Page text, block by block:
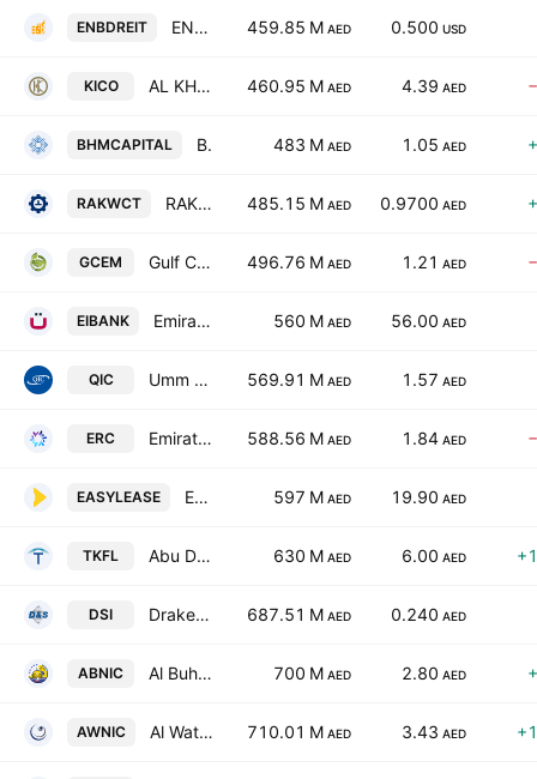
ENBDREIT ENBD REIT (CEIC) PLC 459.85 M AED 0.500 USD
KICO AL KHALEEJ Investment 460.95 M AED 4.39 AED
BHMCAPITAL BHM Capital Financial Services P.S.C 483 M AED 1.05 AED
RAKWCT RAK Co. for White Cement & Construction Materials 485.15 M AED 0.9700 AED
GCEM Gulf Cement Co. 496.76 M AED 1.21 AED
EIBANK Emirates Investment Bank PJSC 560 M AED 56.00 AED
QIC Umm Al Qaiwain General Investment Co. P.S.C 569.91 M AED 1.57 AED
ERC Emirates Reem Investments PJSC 588.56 M AED 1.84 AED
EASYLEASE Easy Lease Motorcycle Rental PJSC 597 M AED 19.90 AED
TKFL Abu Dhabi National Takaful Co. 630 M AED 6.00 AED
DSI Drake & Scull International (P J S C) 687.51 M AED 0.240 AED
ABNIC Al Buhaira National Insurance Company 700 M AED 2.80 AED
AWNIC Al Wathba National Insurance Co. 710.01 M AED 3.43 AED